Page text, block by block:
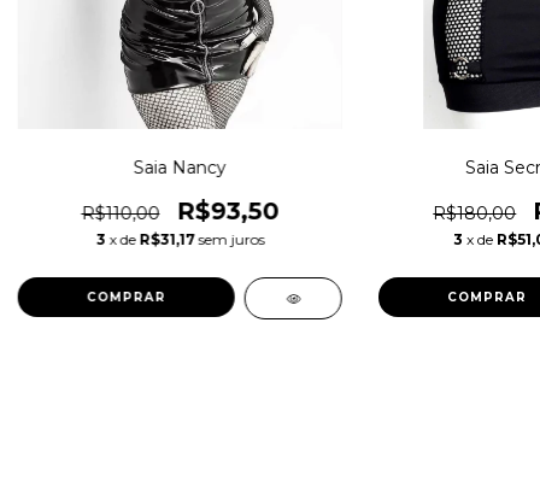
Saia Nancy
R$110,00 R$93,50
3 x de R$31,17 sem juros
COMPRAR
Saia
R$180,00
3 x de
COMPRAR